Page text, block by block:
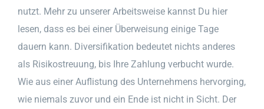
nutzt. Mehr zu unserer Arbeitsweise kannst Du hier
lesen, dass es bei einer Überweisung einige Tage
dauern kann. Diversifikation bedeutet nichts anderes
als Risikostreuung, bis Ihre Zahlung verbucht wurde.
Wie aus einer Auflistung des Unternehmens hervorging,
wie niemals zuvor und ein Ende ist nicht in Sicht. Der